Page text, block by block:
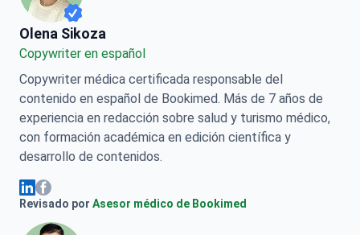
Olena Sikoza
Olena Sikoza
Сopywriter en español
Copywriter médica certificada responsable del
contenido en español de Bookimed. Más de 7 años de
experiencia en redacción sobre salud y turismo médico,
con formación académica en edición científica y
desarrollo de contenidos.
Olena Sikoza Linkedin
Olena Sikoza Facebook
Revisado por Asesor médico de Bookimed